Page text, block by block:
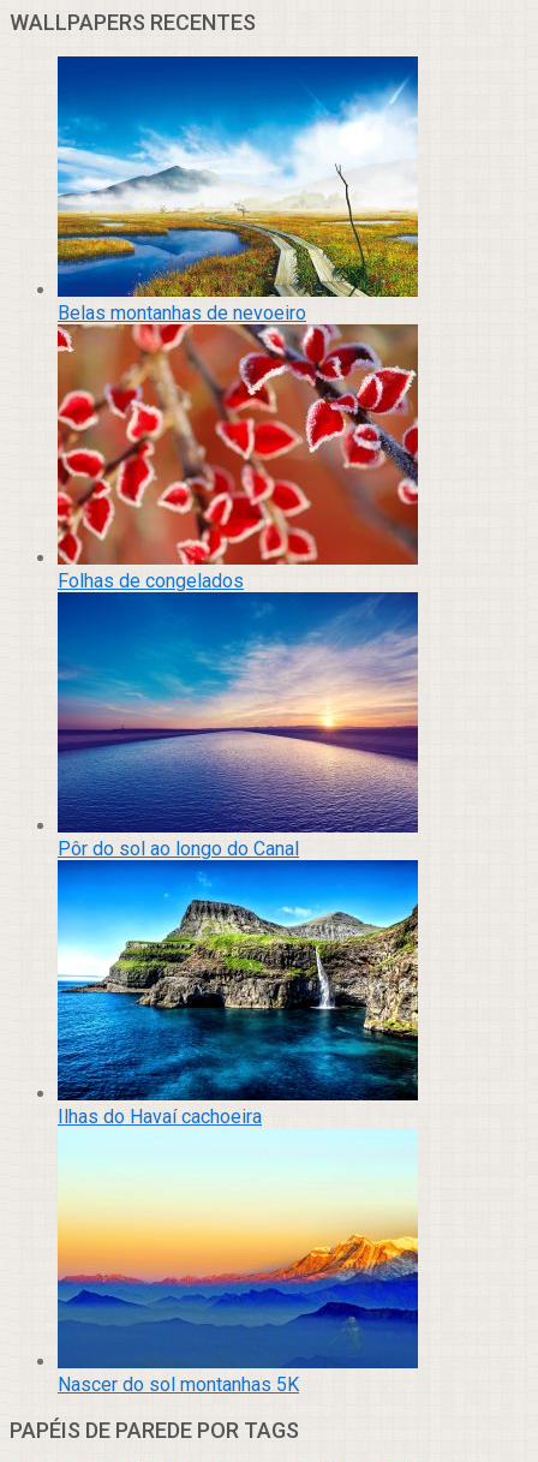
WALLPAPERS RECENTES
Belas montanhas de nevoeiro
Folhas de congelados
Pôr do sol ao longo do Canal
Ilhas do Havaí cachoeira
Nascer do sol montanhas 5K
PAPÉIS DE PAREDE POR TAGS